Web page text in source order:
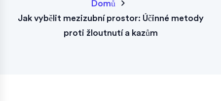
Domů
Jak vybělit mezizubní prostor: Účinné metody
proti žloutnutí a kazům